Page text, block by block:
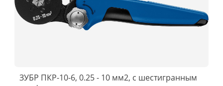
ЗУБР ПКР-10-6, 0.25 - 10 мм2, с шестигранным